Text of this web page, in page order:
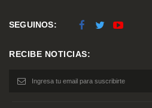
SEGUINOS:
RECIBE NOTICIAS: